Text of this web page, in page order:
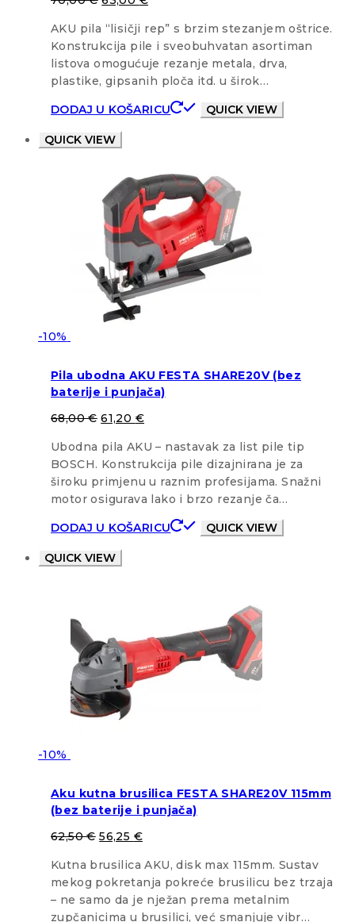
AKU pila “lisičji rep” s brzim stezanjem oštrice.
Konstrukcija pile i sveobuhvatan asortiman
listova omogućuje rezanje metala, drva,
plastike, gipsanih ploča itd. u širok…
DODAJ U KOŠARICU
QUICK VIEW
QUICK VIEW
-10%
Pila ubodna AKU FESTA SHARE20V (bez
baterije i punjača)
68,00€ 61,20 €
Ubodna pila AKU – nastavak za list pile tip
BOSCH. Konstrukcija pile dizajnirana je za
široku primjenu u raznim profesijama. Snažni
motor osigurava lako i brzo rezanje ča…
DODAJ U KOŠARICU
QUICK VIEW
QUICK VIEW
-10%
Aku kutna brusilica FESTA SHARE20V 115mm
(bez baterije i punjača)
62,50€ 56,25 €
Kutna brusilica AKU, disk max 115mm. Sustav
mekog pokretanja pokreće brusilicu bez trzaja
– ne samo da je nježan prema metalnim
zupčanicima u brusilici, već smanjuje vibr…